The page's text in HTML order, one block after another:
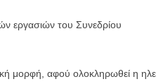
εργασιών του Συνεδρίου
μορφή, αφού ολοκληρωθεί η